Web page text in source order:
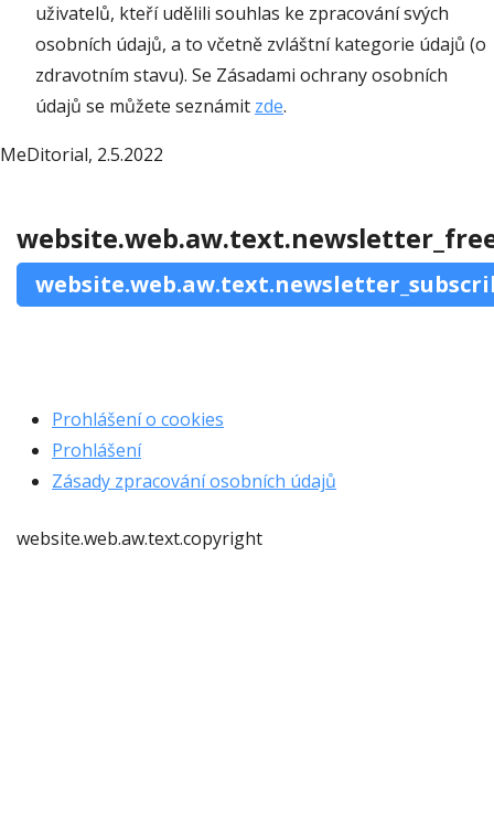
uživatelů, kteří udělili souhlas ke zpracování svých
osobních údajů, a to včetně zvláštní kategorie údajů (o
zdravotním stavu). Se Zásadami ochrany osobních
údajů se můžete seznámit zde.
MeDitorial, 2.5.2022
website.web.aw.text.copyright
Prohlášení o cookies
Prohlášení
Zásady zpracování osobních údajů